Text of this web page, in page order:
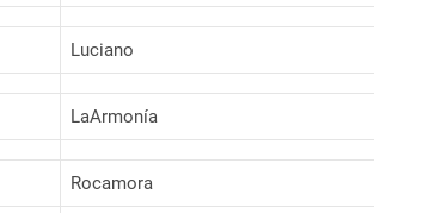
Luciano
LaArmonía
Rocamora